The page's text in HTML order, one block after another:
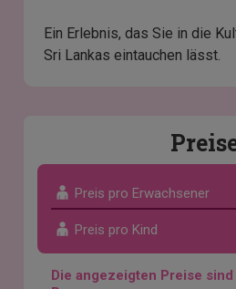
Ein Erlebnis, das Sie in die
Sri Lankas eintauchen lässt.
Preis pro Erwachsener
Preis pro Kind
Die angezeigten Preise